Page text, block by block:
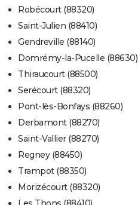
Robécourt (88320)
Saint-Julien (88410)
Gendreville (88140)
Domrémy-la-Pucelle (88630)
Thiraucourt (88500)
Serécourt (88320)
Pont-lès-Bonfays (88260)
Derbamont (88270)
Saint-Vallier (88270)
Regney (88450)
Trampot (88350)
Morizécourt (88320)